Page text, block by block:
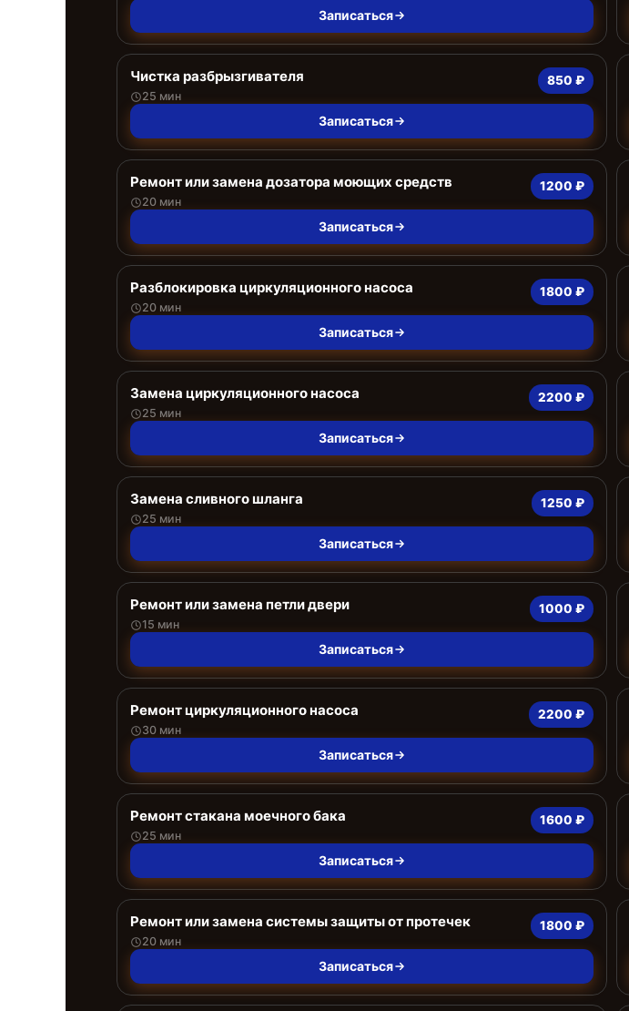
Записаться
Чистка разбрызгивателя
25 мин
850 ₽
Записаться
Ремонт или замена дозатора моющих средств
20 мин
1200 ₽
Записаться
Разблокировка циркуляционного насоса
20 мин
1800 ₽
Записаться
Замена циркуляционного насоса
25 мин
2200 ₽
Записаться
Замена сливного шланга
25 мин
1250 ₽
Записаться
Ремонт или замена петли двери
15 мин
1000 ₽
Записаться
Ремонт циркуляционного насоса
30 мин
2200 ₽
Записаться
Ремонт стакана моечного бака
25 мин
1600 ₽
Записаться
Ремонт или замена системы защиты от протечек
20 мин
1800 ₽
Записаться